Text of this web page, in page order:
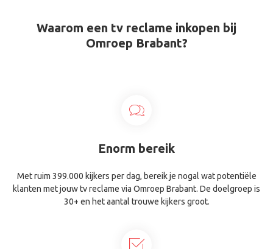
Waarom een tv reclame inkopen bij
Omroep Brabant?
Enorm bereik
Met ruim 399.000 kijkers per dag, bereik je nogal wat potentiële
klanten met jouw tv reclame via Omroep Brabant. De doelgroep is
30+ en het aantal trouwe kijkers groot.